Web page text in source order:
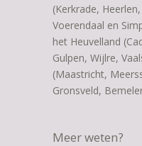
(Kerkrade,
Voerendaal en
het Heuvelland
Gulpen, Wijlre,
(Maastricht,
Gronsveld,
Meer weten?